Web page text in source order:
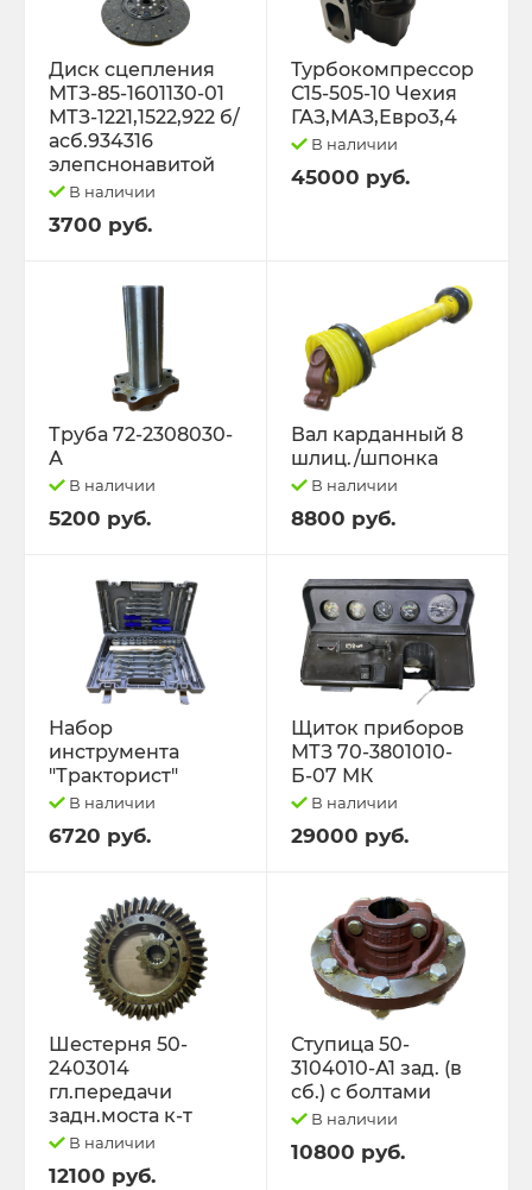
Диск сцепления
МТЗ-85-1601130-01
МТЗ-1221,1522,922 б/
асб.934316
элепснонавитой
В наличии
3700 руб.
Турбокомпрессор
С15-505-10 Чехия
ГАЗ,МАЗ,Евро3,4
В наличии
45000 руб.
Труба 72-2308030-
А
В наличии
5200 руб.
Вал карданный 8
шлиц./шпонка
В наличии
8800 руб.
Набор
инструмента
"Тракторист"
В наличии
6720 руб.
Щиток приборов
МТЗ 70-3801010-
Б-07 МК
В наличии
29000 руб.
Шестерня 50-
2403014
гл.передачи
задн.моста к-т
В наличии
12100 руб.
Ступица 50-
3104010-А1 зад. (в
сб.) с болтами
В наличии
10800 руб.